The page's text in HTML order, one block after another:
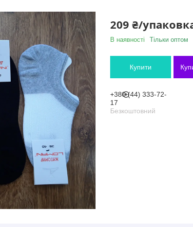
209 ₴/
В наявності Тільки оптом
Купити
+380 (44) 333-72-
17
Безкоштовний